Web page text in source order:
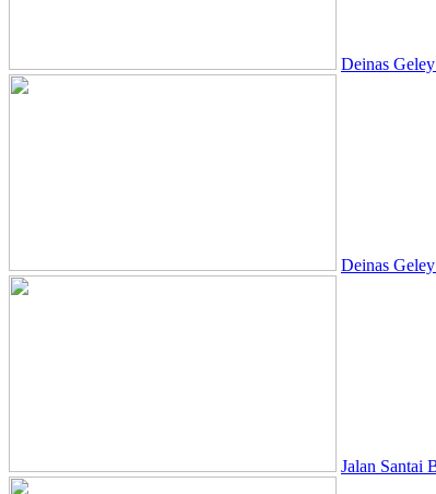
Deinas
Deinas
Jalan Santai